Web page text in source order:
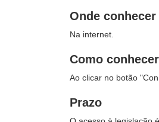
Onde conhecer
Na internet.
Como conhecer
Ao clicar no botão
Prazo